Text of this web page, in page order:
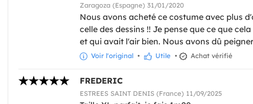
Zaragoza (Espagne) 31/01/2020
Nous avons acheté ce costume avec plus
celle des dessins !! Je pense que ce que
et qui avait l'air bien. Nous avons dû
Voir l'original • Utile • Achat vérifié
FREDERIC
ESTREES SAINT DENIS (France) 11/09/2025